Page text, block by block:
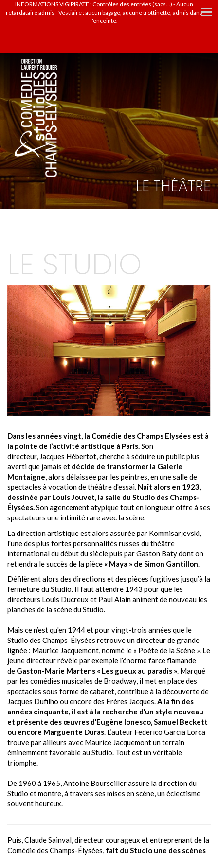
INFORMATIONS VIGIPIRATE : Contrôles des entrées (sacs...) - Aucun
retardataire admis - Vestiaire : aucun bagage, aucune trottinette, admis dans
l'enceinte.
LE THÉÂTRE
LE STUDIO
Dans les années vingt, la Comédie des Champs Elysées est à
la pointe de l’activité artistique à Paris.Son
directeur, Jacques Hébertot, cherche à séduire un public plus
averti que jamais et décide de transformer la Galerie
Montaigne, alors délaissée par les peintres, en une salle de
spectacles à vocation de théâtre d'essai. Naît alors en 1923,
dessinée par Louis Jouvet, la salle du Studio des Champs-
Élysées.Son agencement atypique tout en longueur offre à ses
spectateurs une intimité rare avec la scène.
La direction artistique est alors assurée par Kommisarjevski,
l'une des plus fortes personnalités russes du théâtre
international du début du siècle puis par Gaston Baty dont on
retiendra le succès de la pièce « Maya » de Simon Gantillon.
Défilèrent alors des directions et des pièces fugitives jusqu’à la
fermeture du Studio. Il faut attendre 1943 pour que les
directeurs Louis Ducreux et Paul Alain animent de nouveau les
planches de la scène du Studio.
Mais ce n’est qu'en 1944 et pour vingt-trois années que le
Studio des Champs-Élysées retrouve un directeur de grande
lignée : Maurice Jacquemont, nommé le « Poète de la Scène ». Le
jeune directeur révèle par exemple l’énorme farce flamande
de Gaston-Marie Martens « Les gueux au paradis ». Marqué
par les comédies musicales de Broadway, il met en place des
spectacles sous forme de cabaret, contribue à la découverte de
Jacques Dufilho ou encore des Frères Jacques.A la fin des
années cinquante, il est à la recherche d’un style nouveau
et présente des œuvres d’Eugène Ionesco, Samuel Beckett
ou encore Marguerite Duras. L’auteur Fédérico Garcia Lorca
trouve par ailleurs avec Maurice Jacquemont un terrain
éminemment favorable au Studio. Tout est un véritable
triomphe.
De 1960 à 1965,Antoine Bourseillerassure la direction du
Studio et montre, à travers ses mises en scène, un éclectisme
souvent heureux.
Puis,Claude Sainval, directeur courageux et entreprenant de la
Comédie des Champs-Élysées, fait du Studio une des scènes